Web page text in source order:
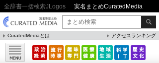
全辞書一括検索JLogos 実名まとめCuratedMedia
CuratedMediaとは アクセスランキング
ファクト・統計